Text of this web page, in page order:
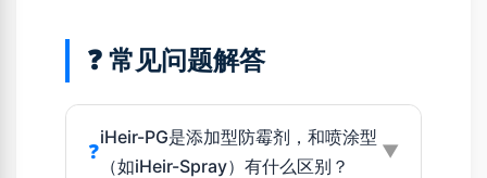
❓ 常见问题解答
❓
iHeir-PG是添加型防霉剂，和喷涂型
（如iHeir-Spray）有什么区别？
▼